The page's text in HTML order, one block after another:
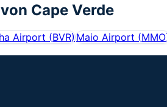
Cape Verde
Airport (BVR)Maio Airport (MMO